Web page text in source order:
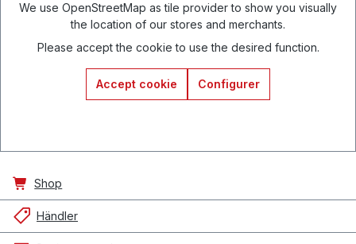
We use OpenStreetMap as tile provider to show you visually
the location of our stores and merchants.
Please accept the cookie to use the desired function.
Accept cookie Configurer
Shop
Händler